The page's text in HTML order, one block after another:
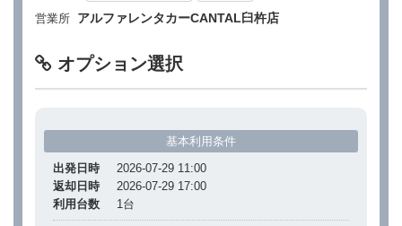
営業所 アルファレンタカーCANTAL臼杵店
オプション選択
基本利用条件
出発日時
2026-07-29 11:00
返却日時
2026-07-29 17:00
利用台数
1 台